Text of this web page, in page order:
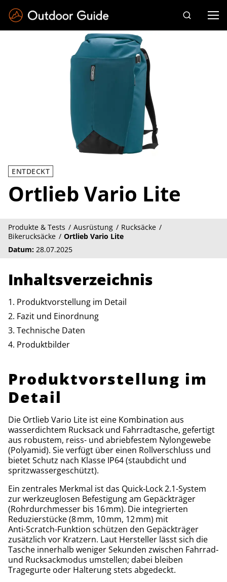
ENTDECKT
Ortlieb Vario Lite
Produkte & Tests Ausrüstung
Rucksäcke
Bikerucksäcke
Ortlieb Vario Lite
Datum: 28.07.2025
Inhaltsverzeichnis
Produktvorstellung im Detail
Fazit und Einordnung
Technische Daten
Produktbilder
Produktvorstellung im
Detail
Die Ortlieb Vario Lite ist eine Kombination aus
wasserdichtem Rucksack und Fahrradtasche, gefertigt
aus robustem, reiss- und abriebfestem Nylongewebe
(Polyamid). Sie verfügt über einen Rollverschluss und
bietet Schutz nach Klasse IP64 (staubdicht und
spritzwassergeschützt).
Ein zentrales Merkmal ist das Quick‑Lock 2.1-System
zur werkzeuglosen Befestigung am Gepäckträger
(Rohrdurchmesser bis 16 mm). Die integrierten
Reduzierstücke (8 mm, 10 mm, 12 mm) mit
Anti‑Scratch-Funktion schützen den Gepäckträger
zusätzlich vor Kratzern. Laut Hersteller lässt sich die
Tasche innerhalb weniger Sekunden zwischen Fahrrad‑
und Rucksackmodus umstellen; dabei bleiben
Tragegurte oder Halterung stets abgedeckt.
Drücken Sie die Eingabetaste zum Suchen